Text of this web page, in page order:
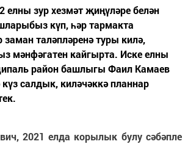
елны зур хезмәт җиңүләре белән
күп, һәр тармакта
таләпләренә туры килә,
мәнфәгатен кайгырта. Иске елны
район башлыгы Фаил Камаев
күз салдык, киләчәккә планнар
2021 елда корылык булу сәбәпле